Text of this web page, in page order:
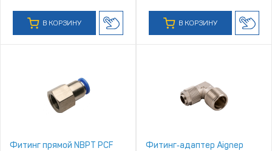
В КОРЗИНУ В КОРЗИНУ
Фитинг прямой NBPT PCF
Фитинг‑адаптер Aignep